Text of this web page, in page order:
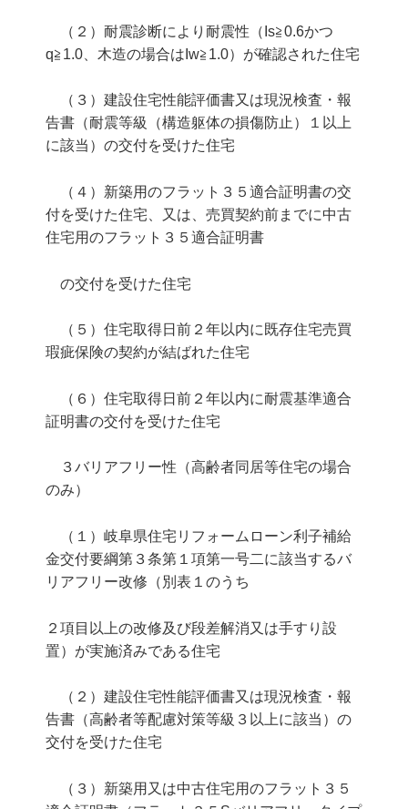
（２）耐震診断により耐震性（Is≧0.6かつ
q≧1.0、木造の場合はIw≧1.0）が確認された住宅
（３）建設住宅性能評価書又は現況検査・報
告書（耐震等級（構造躯体の損傷防止）１以上
に該当）の交付を受けた住宅
（４）新築用のフラット３５適合証明書の交
付を受けた住宅、又は、売買契約前までに中古
住宅用のフラット３５適合証明書
の交付を受けた住宅
（５）住宅取得日前２年以内に既存住宅売買
瑕疵保険の契約が結ばれた住宅
（６）住宅取得日前２年以内に耐震基準適合
証明書の交付を受けた住宅
３バリアフリー性（高齢者同居等住宅の場合
のみ）
（１）岐阜県住宅リフォームローン利子補給
金交付要綱第３条第１項第一号二に該当するバ
リアフリー改修（別表１のうち
２項目以上の改修及び段差解消又は手すり設
置）が実施済みである住宅
（２）建設住宅性能評価書又は現況検査・報
告書（高齢者等配慮対策等級３以上に該当）の
交付を受けた住宅
（３）新築用又は中古住宅用のフラット３５